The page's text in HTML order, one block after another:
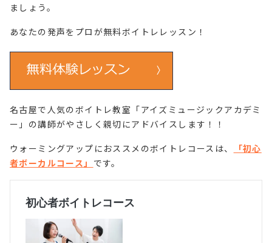
ましょう。
あなたの発声をプロが無料ボイトレレッスン！
名古屋で人気のボイトレ教室「アイズミュージックアカデミ
ー」の講師がやさしく親切にアドバイスします！！
ウォーミングアップにおススメのボイトレコースは、
「初心
者ボーカルコース」 です。